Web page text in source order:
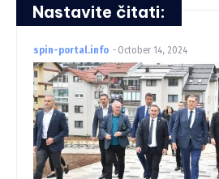
Nastavite čitati:
spin-portal.info - October 14, 2024